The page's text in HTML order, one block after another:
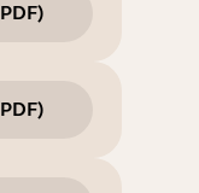
PDF)
PDF)